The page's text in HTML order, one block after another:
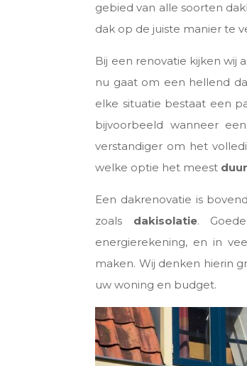
gebied van alle soorten
dak op de juiste manier te
Bij een renovatie kijken wij
nu gaat om een hellend
elke situatie bestaat een
bijvoorbeeld wanneer
verstandiger om het
welke optie het meest
Een dakrenovatie is
zoals dakisolatie.
energierekening, en in
maken. Wij denken hierin
uw woning en budget.